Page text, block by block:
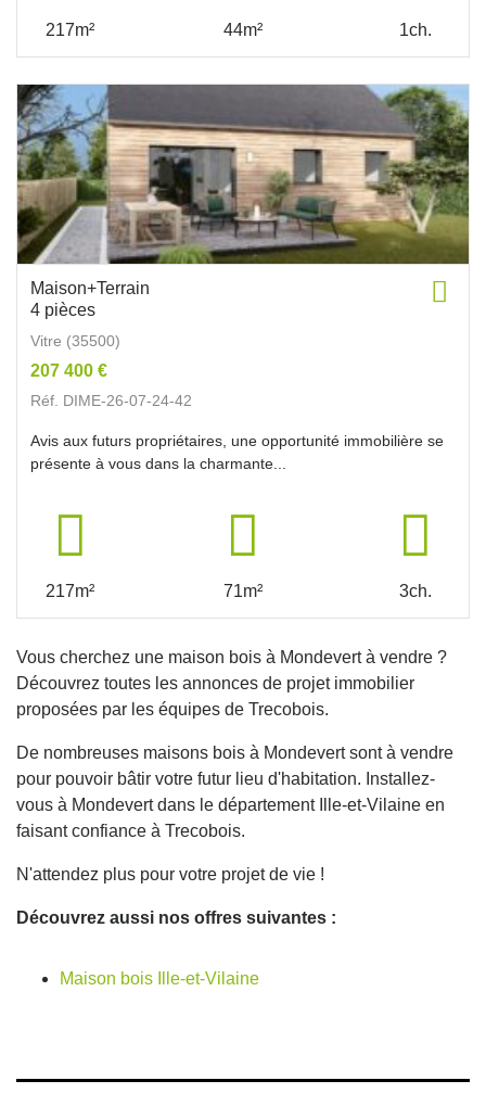
217m² 44m² 1ch.
Maison+Terrain
4 pièces
Vitre (35500)
207 400 €
Réf. DIME-26-07-24-42
Avis aux futurs propriétaires, une opportunité immobilière se
présente à vous dans la charmante...
217m² 71m² 3ch.
Vous cherchez une maison bois à Mondevert à vendre ?
Découvrez toutes les annonces de projet immobilier
proposées par les équipes de Trecobois.
De nombreuses maisons bois à Mondevert sont à vendre
pour pouvoir bâtir votre futur lieu d'habitation. Installez-
vous à Mondevert dans le département Ille-et-Vilaine en
faisant confiance à Trecobois.
N'attendez plus pour votre projet de vie !
Découvrez aussi nos offres suivantes :
Maison bois Ille-et-Vilaine